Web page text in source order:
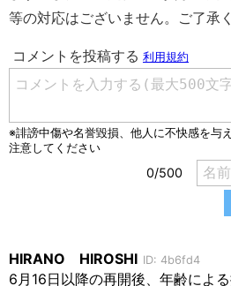
等の対応はございません。ご了承